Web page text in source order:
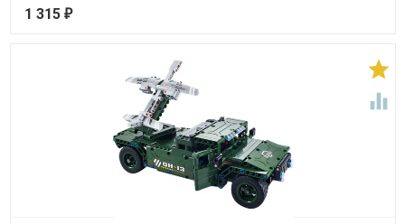
1 315 ₽

